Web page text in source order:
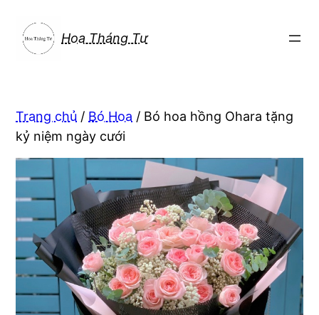
phần
Hoa Tháng Tư
Trang chủ / Bó Hoa / Bó hoa hồng Ohara tặng
kỷ niệm ngày cưới